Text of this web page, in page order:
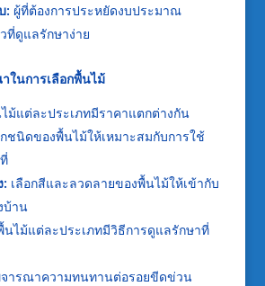
: ผู้ที่ต้องการประหยัดงบประมาณ
ที่ดูแลรักษาง่าย
ในการเลือกพื้นไม้
ม้แต่ละประเภทมีราคาแตกต่างกัน
กชนิดของพื้นไม้ให้เหมาะสมกับการใช้
: เลือกสีและลวดลายของพื้นไม้ให้เข้ากับ
บ้าน
นไม้แต่ละประเภทมีวิธีการดูแลรักษาที่
ารณาความทนทานต่อรอยขีดข่วน